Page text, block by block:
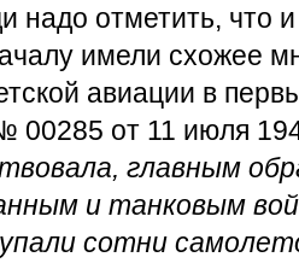
надо отметить, что
имели схожее
авиации в
00285 от 11 июля
главным
и танковым
сотни